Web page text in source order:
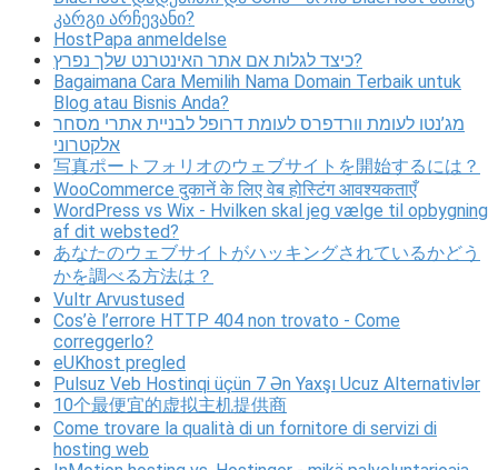
კარგი არჩევანი?
HostPapa anmeldelse
כיצד לגלות אם אתר האינטרנט שלך נפרץ?
Bagaimana Cara Memilih Nama Domain Terbaik untuk
Blog atau Bisnis Anda?
מג’נטו לעומת וורדפרס לעומת דרופל לבניית אתרי מסחר
אלקטרוני
写真ポートフォリオのウェブサイトを開始するには？
WooCommerce दुकानें के लिए वेब होस्टिंग आवश्यकताएँ
WordPress vs Wix - Hvilken skal jeg vælge til opbygning
af dit websted?
あなたのウェブサイトがハッキングされているかどう
かを調べる方法は？
Vultr Arvustused
Cos’è l’errore HTTP 404 non trovato - Come
correggerlo?
eUKhost pregled
Pulsuz Veb Hostinqi üçün 7 Ən Yaxşı Ucuz Alternativlər
10个最便宜的虚拟主机提供商
Come trovare la qualità di un fornitore di servizi di
hosting web